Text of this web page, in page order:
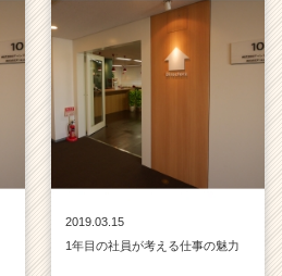
2019.03.15
1年目の社員が考える仕事の魅力